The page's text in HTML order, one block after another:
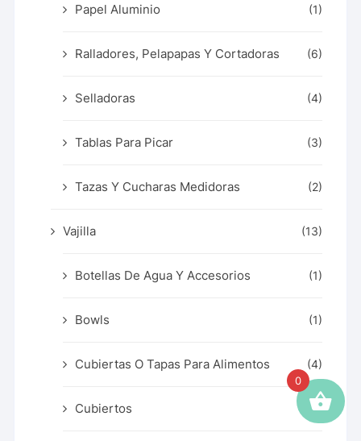
Papel Aluminio (1)
Ralladores, Pelapapas Y Cortadoras (6)
Selladoras (4)
Tablas Para Picar (3)
Tazas Y Cucharas Medidoras (2)
Vajilla (13)
Botellas De Agua Y Accesorios (1)
Bowls (1)
Cubiertas O Tapas Para Alimentos (4)
Cubiertos (4)
0